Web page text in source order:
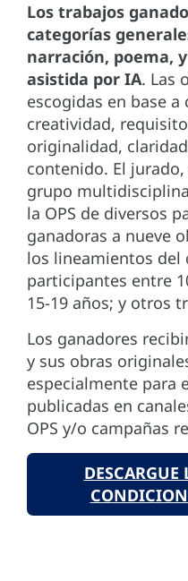
Los trabajos
categorías
narración, poema,
asistida por IA. Las
escogidas en base
creatividad,
originalidad,
contenido. El
grupo
la OPS de diversos
ganadoras a nueve
los lineamientos del
participantes entre
15-19 años; y otros
Los ganadores
y sus obras
especialmente para
publicadas en
OPS y/o campañas